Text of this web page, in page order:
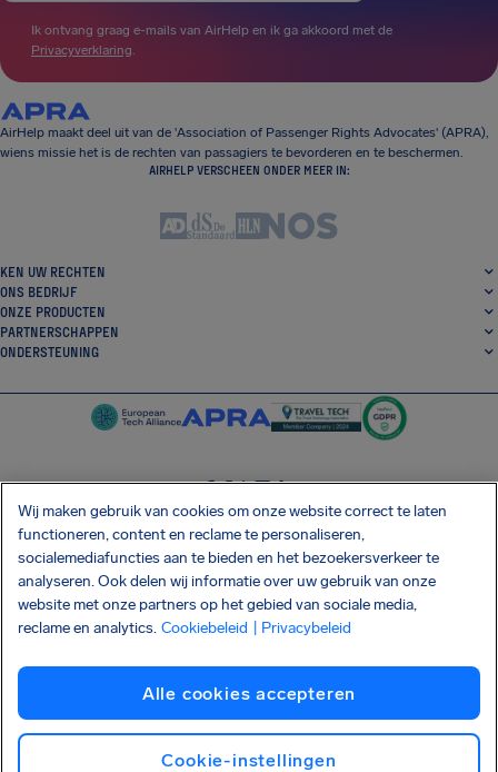
Ik ontvang graag e-mails van AirHelp en ik ga akkoord met de
Privacyverklaring.
AirHelp maakt deel uit van de 'Association of Passenger Rights Advocates' (APRA),
wiens missie het is de rechten van passagiers te bevorderen en te beschermen.
AIRHELP VERSCHEEN ONDER MEER IN:
KEN UW RECHTEN
ONS BEDRIJF
ONZE PRODUCTEN
PARTNERSCHAPPEN
ONDERSTEUNING
SocialFacebook
SocialTwitter
SocialInstagram
SocialLinkedin
DOWNLOAD ONZE GRATIS APP
Privacybeleid Cookies
Afdrukken
Shai-Hulud supply chain-aanval
Wij maken gebruik van cookies om onze website correct te laten
functioneren, content en reclame te personaliseren,
socialemediafuncties aan te bieden en het bezoekersverkeer te
analyseren. Ook delen wij informatie over uw gebruik van onze
website met onze partners op het gebied van sociale media,
reclame en analytics. Cookiebeleid | Privacybeleid
Alle cookies accepteren
Cookie-instellingen